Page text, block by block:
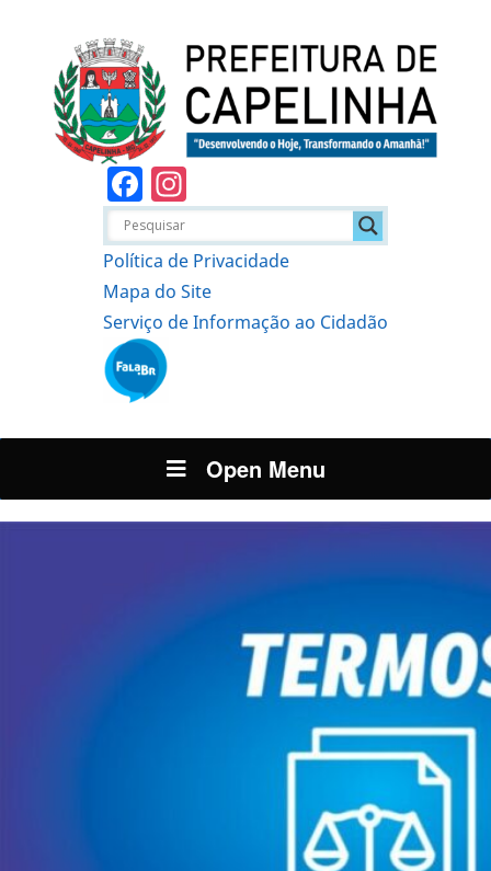
Facebook
Política de Privacidade
Mapa do Site
Serviço de Informação ao Cidadão
Open Menu